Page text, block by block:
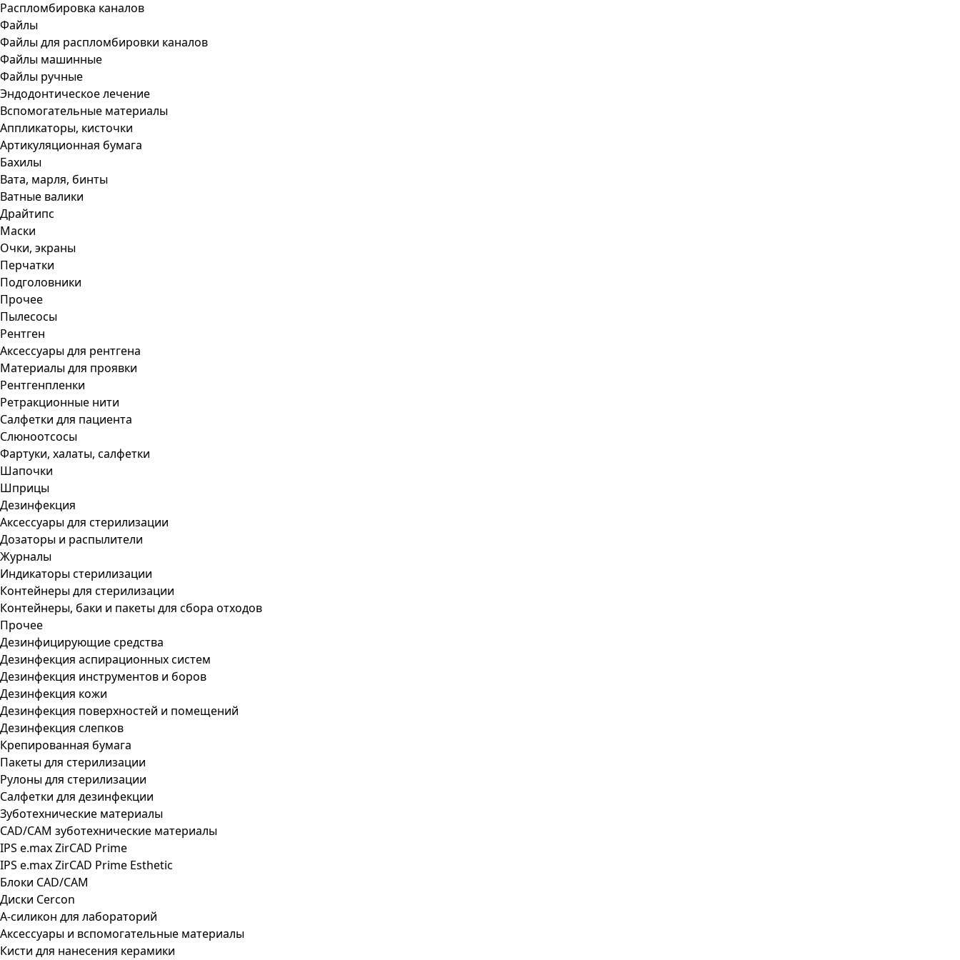
Распломбировка каналов
Файлы
Файлы для распломбировки каналов
Файлы машинные
Файлы ручные
Эндодонтическое лечение
Вспомогательные материалы
Аппликаторы, кисточки
Артикуляционная бумага
Бахилы
Вата, марля, бинты
Ватные валики
Драйтипс
Маски
Очки, экраны
Перчатки
Подголовники
Прочее
Пылесосы
Рентген
Аксессуары для рентгена
Материалы для проявки
Рентгенпленки
Ретракционные нити
Салфетки для пациента
Слюноотсосы
Фартуки, халаты, салфетки
Шапочки
Шприцы
Дезинфекция
Аксессуары для стерилизации
Дозаторы и распылители
Журналы
Индикаторы стерилизации
Контейнеры для стерилизации
Контейнеры, баки и пакеты для сбора отходов
Прочее
Дезинфицирующие средства
Дезинфекция аспирационных систем
Дезинфекция инструментов и боров
Дезинфекция кожи
Дезинфекция поверхностей и помещений
Дезинфекция слепков
Крепированная бумага
Пакеты для стерилизации
Рулоны для стерилизации
Салфетки для дезинфекции
Зуботехнические материалы
CAD/CAM зуботехнические материалы
IPS e.max ZirCAD Prime
IPS e.max ZirCAD Prime Esthetic
Блоки CAD/CAM
Диски Cercon
А-силикон для лабораторий
Аксессуары и вспомогательные материалы
Кисти для нанесения керамики